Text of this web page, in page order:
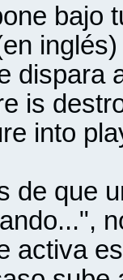
bajo
dispara
is
into
de que
activa